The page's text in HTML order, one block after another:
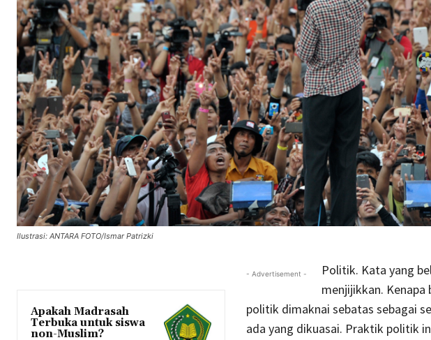
Ilustrasi: ANTARA FOTO/Ismar Patrizki
Apakah Madrasah
Terbuka untuk siswa
non-Muslim?
- Advertisement -
Politik. Kata yang
menjijikkan. Kenapa
politik dimaknai sebatas sebagai
ada yang dikuasai. Praktik politik